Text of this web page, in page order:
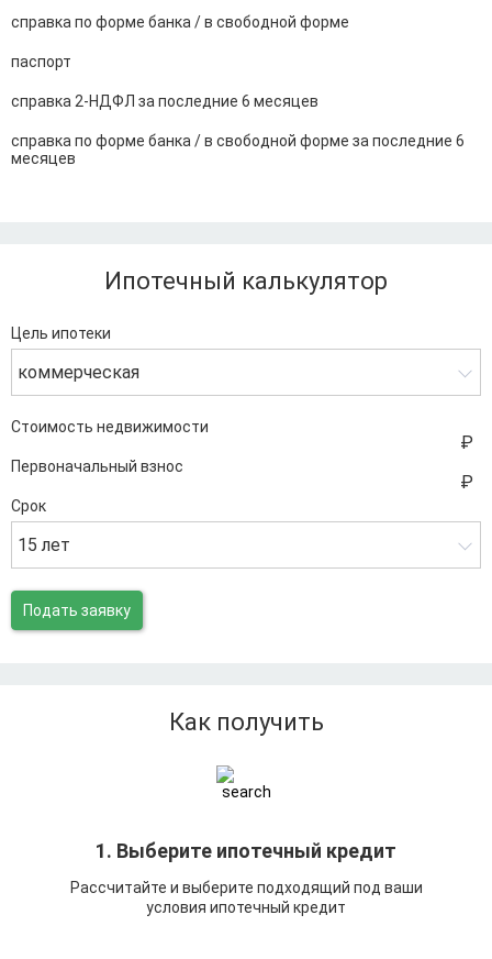
справка по форме банка / в свободной форме
паспорт
справка 2-НДФЛ за последние 6 месяцев
справка по форме банка / в свободной форме за последние 6
месяцев
Ипотечный калькулятор
Цель ипотеки
коммерческая
Стоимость недвижимости
Первоначальный взнос
Срок
15 лет
Подать заявку
Как получить
1. Выберите ипотечный кредит
Рассчитайте и выберите подходящий под ваши
условия ипотечный кредит